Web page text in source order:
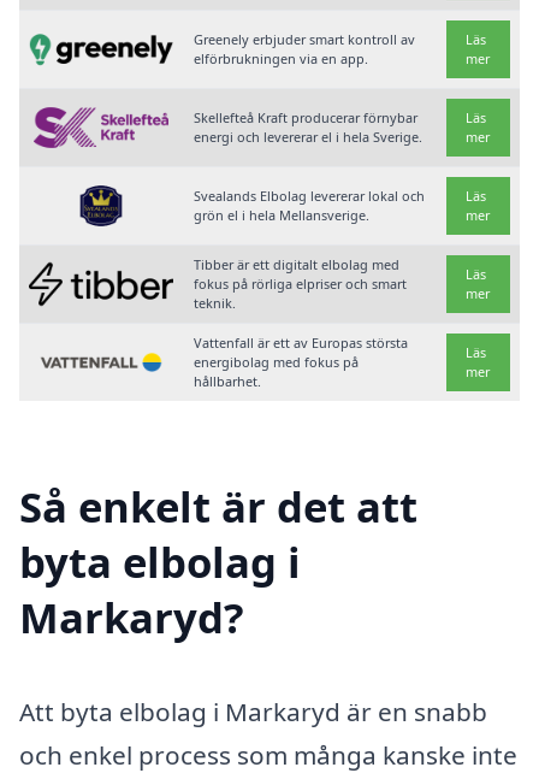
Greenely erbjuder smart kontroll av
elförbrukningen via en app.
Läs
mer
Skellefteå Kraft producerar förnybar
energi och levererar el i hela Sverige.
Läs
mer
Svealands Elbolag levererar lokal och
grön el i hela Mellansverige.
Läs
mer
Tibber är ett digitalt elbolag med
fokus på rörliga elpriser och smart
teknik.
Läs
mer
Vattenfall är ett av Europas största
energibolag med fokus på
hållbarhet.
Läs
mer
Så enkelt är det att
byta elbolag i
Markaryd?
Att byta elbolag i Markaryd är en snabb
och enkel process som många kanske inte